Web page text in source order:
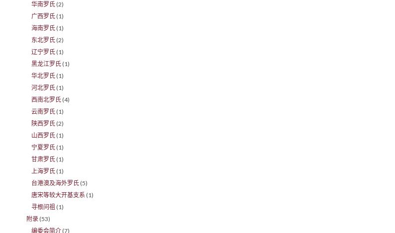
华南罗氏 (2)
广西罗氏 (1)
海南罗氏 (1)
东北罗氏 (2)
辽宁罗氏 (1)
黑龙江罗氏 (1)
华北罗氏 (1)
河北罗氏 (1)
西南北罗氏 (4)
云南罗氏 (1)
陕西罗氏 (2)
山西罗氏 (1)
宁夏罗氏 (1)
甘肃罗氏 (1)
上海罗氏 (1)
台港澳及海外罗氏 (5)
唐宋等较大开基支系 (1)
寻根问祖 (1)
附录 (53)
编委会简介 (7)